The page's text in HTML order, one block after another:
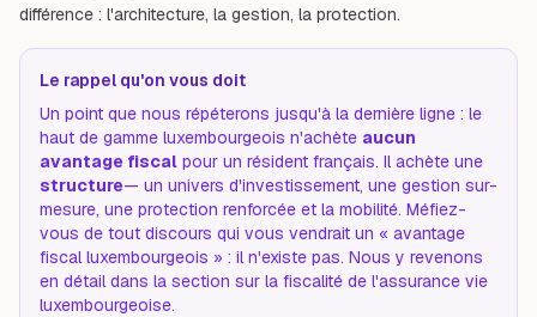
différence : l'architecture, la gestion, la protection.
Le rappel qu'on vous doit
Un point que nous répéterons jusqu'à la dernière ligne : le
haut de gamme luxembourgeois n'achète aucun
avantage fiscal pour un résident français. Il achète une
structure— un univers d'investissement, une gestion sur-
mesure, une protection renforcée et la mobilité. Méfiez-
vous de tout discours qui vous vendrait un « avantage
fiscal luxembourgeois » : il n'existe pas. Nous y revenons
en détail dans la section sur la fiscalité de l'assurance vie
luxembourgeoise.